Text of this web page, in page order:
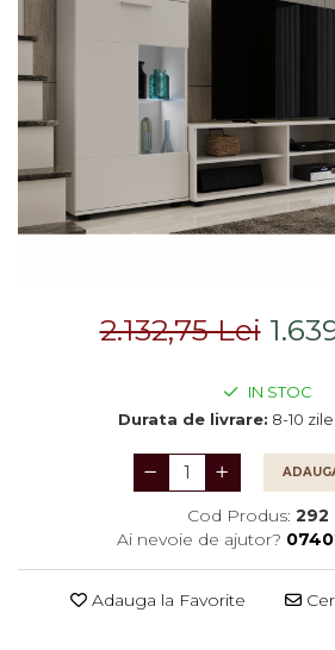
Scaune living/dining
Set mobilier Living
Seturi masa +scaune
dining
Seturi dormitoare
saltea/Somiere/Gratii
2.132,75 Lei
IN STOC
Durata de livrare: 8-10
Cod Produs: 292
Ai nevoie de ajutor?
Adauga la Favorite